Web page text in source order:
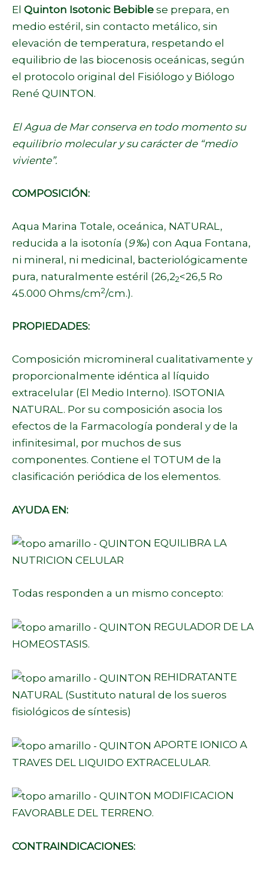
El Quinton Isotonic Bebible se prepara‚ en
medio estéril, sin contacto metálico, sin
elevación de temperatura, respetando el
equilibrio de las biocenosis oceánicas, según
el protocolo original del Fisiólogo y Biólogo
René QUINTON.
El Agua de Mar conserva en todo momento su
equilibrio molecular y su carácter de “medio
viviente”.
COMPOSICIÓN:
Aqua Marina Totale, oceánica, NATURAL,
reducida a la isotonía (9 ‰) con Aqua Fontana,
ni mineral, ni medicinal, bacteriológicamente
pura, naturalmente estéril (26,22<26,5 Ro
45.000 Ohms/cm2/cm.).
PROPIEDADES:
Composición micromineral cualitativamente y
proporcionalmente idéntica al líquido
extracelular (El Medio Interno). ISOTONIA
NATURAL. Por su composición asocia los
efectos de la Farmacología ponderal y de la
infinitesimal, por muchos de sus
componentes. Contiene el TOTUM de la
clasificación periódica de los elementos.
AYUDA EN:
EQUILIBRA LA
NUTRICION CELULAR
Todas responden a un mismo concepto:
REGULADOR DE LA
HOMEOSTASIS.
REHIDRATANTE
NATURAL (Sustituto natural de los sueros
fisiológicos de síntesis)
APORTE IONICO A
TRAVES DEL LIQUIDO EXTRACELULAR.
MODIFICACION
FAVORABLE DEL TERRENO.
CONTRAINDICACIONES: